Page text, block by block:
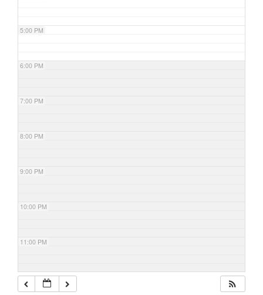
5:00 PM
6:00 PM
7:00 PM
8:00 PM
9:00 PM
10:00 PM
11:00 PM